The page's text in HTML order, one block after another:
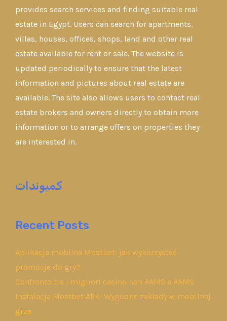
provides search services and finding suitable real
estate in Egypt. Users can search for apartments,
villas, houses, offices, shops, land and other real
estate available for rent or sale. The website is
updated periodically to ensure that the latest
information and pictures about real estate are
available. The site also allows users to contact real
estate brokers and owners directly to obtain more
information or to arrange offers on properties they
are interested in.
كمبوندات
Recent Posts
Aplikacja mobilna Mostbet: jak wykorzystać
promocje do gry?
Confronto tra i migliori casino non AAMS e AAMS
Instalacja Mostbet APK: Wygodne zakłady w mobilnej
grze